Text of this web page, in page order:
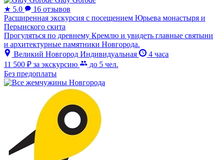
★ 5.0
16 отзывов
Расширенная экскурсия с посещением Юрьева монастыря и
Перынского скита
Прогуляться по древнему Кремлю и увидеть главные святыни
и архитектурные памятники Новгорода.
Великий Новгород Индивидуальная
4 часа
11 500 ₽ за экскурсию
до 5 чел.
Без предоплаты